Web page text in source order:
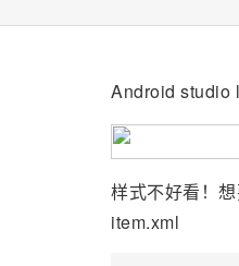
Android studio
样式不好看！
item.xml